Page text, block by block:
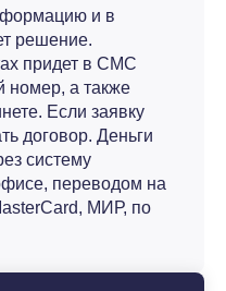
и в
решение.
придет в СМС
номер, а также
Если заявку
договор. Деньги
систему
переводом на
МИР, по